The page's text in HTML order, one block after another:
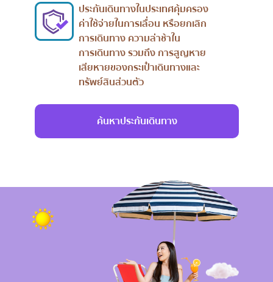
ประกันเดินทางในประเทศคุ้มครอง
ค่าใช้จ่ายในการเลื่อน หรือยกเลิก
การเดินทาง ความล่าช้าใน
การเดินทาง รวมถึง การสูญหาย
เสียหายของกระเป๋าเดินทางและ
ทรัพย์สินส่วนตัว
ค้นหาประกันเดินทาง